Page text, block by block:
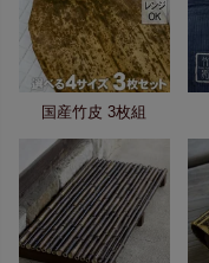
国産竹皮 3枚組